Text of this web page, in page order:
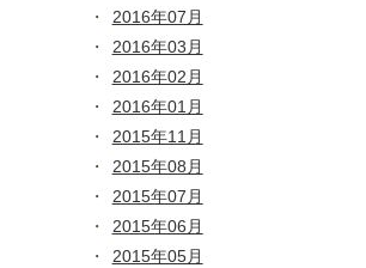
2016年07月
2016年03月
2016年02月
2016年01月
2015年11月
2015年08月
2015年07月
2015年06月
2015年05月